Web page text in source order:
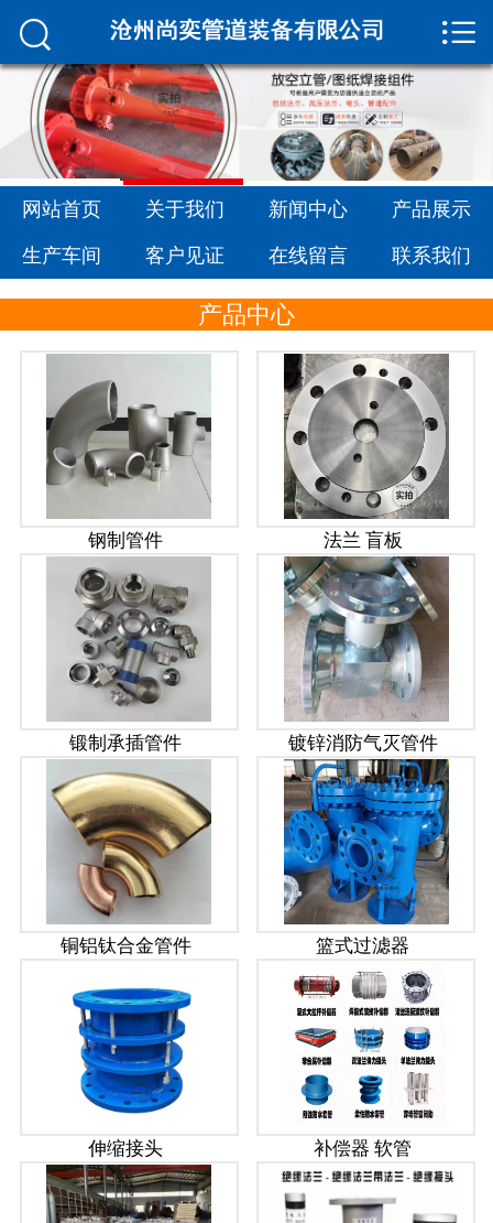
 网站首页
关于我们
新闻中心
产品展示
生产车间
在线留言
联系我们


网站首页 关于我们 新闻中心 产品展示
生产车间 客户见证 在线留言 联系我们
产品中心
钢制管件 法兰 盲板
锻制承插管件 镀锌消防气灭管件
铜铝钛合金管件 篮式过滤器
伸缩接头 补偿器 软管